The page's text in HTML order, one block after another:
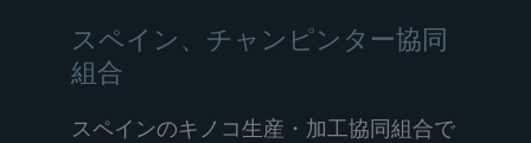
スペイン、チャンピンター協同
組合
スペインのキノコ生産・加工協同組合で